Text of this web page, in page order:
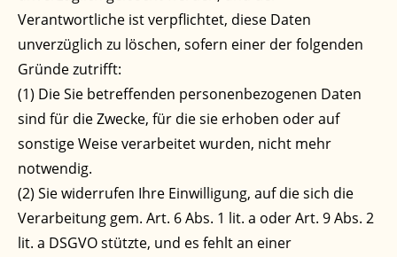
Verantwortliche ist verpflichtet, diese Daten
unverzüglich zu löschen, sofern einer der folgenden
Gründe zutrifft:
(1) Die Sie betreffenden personenbezogenen Daten
sind für die Zwecke, für die sie erhoben oder auf
sonstige Weise verarbeitet wurden, nicht mehr
notwendig.
(2) Sie widerrufen Ihre Einwilligung, auf die sich die
Verarbeitung gem. Art. 6 Abs. 1 lit. a oder Art. 9 Abs. 2
lit. a DSGVO stützte, und es fehlt an einer